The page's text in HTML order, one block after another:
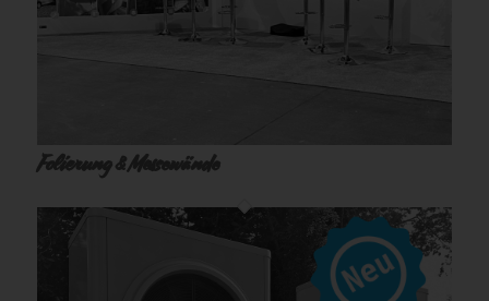
Folierung & Messewände